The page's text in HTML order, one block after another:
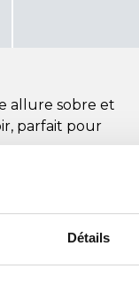
Détails
allure sobre et
parfait pour
au service
un usage